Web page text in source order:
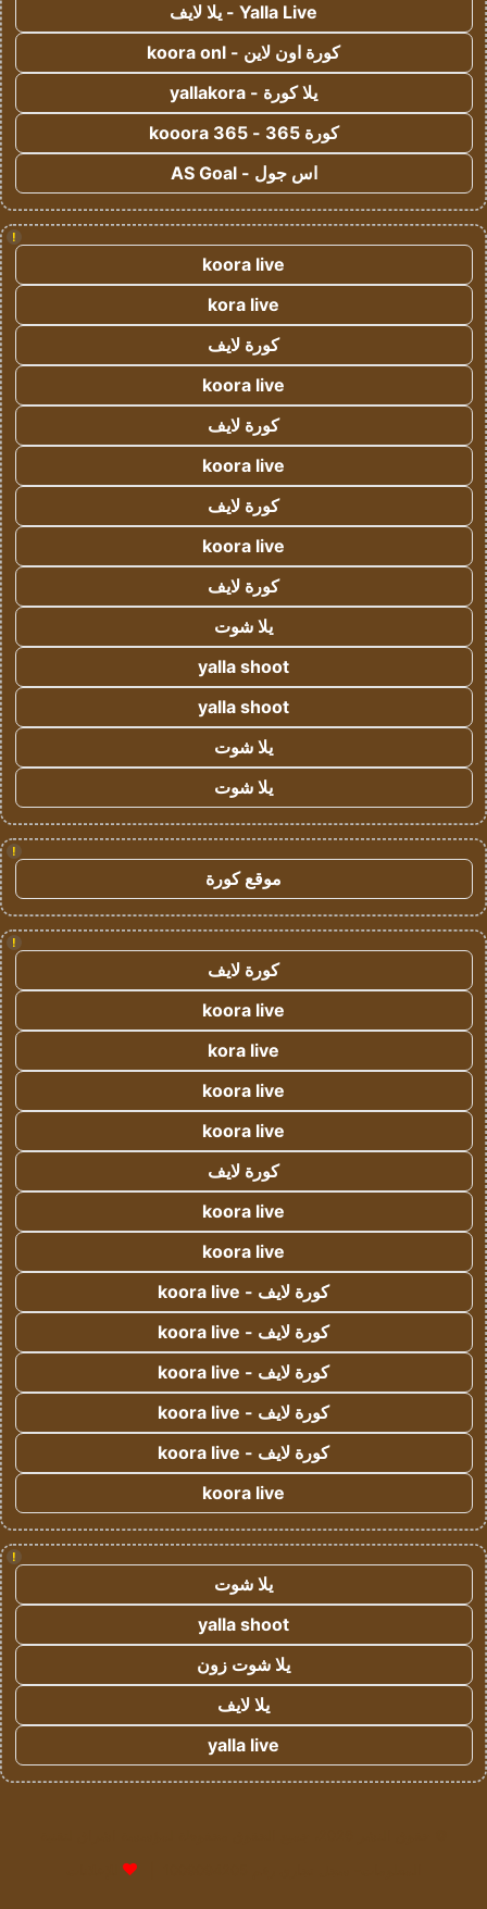
Yalla Live - يلا لايف
كورة اون لاين - koora onl
يلا كورة - yallakora
كورة 365 - kooora 365
اس جول - AS Goal
!
koora live
kora live
كورة لايف
koora live
كورة لايف
koora live
كورة لايف
koora live
كورة لايف
يلا شوت
yalla shoot
yalla shoot
يلا شوت
يلا شوت
!
موقع كورة
!
كورة لايف
koora live
kora live
koora live
koora live
كورة لايف
koora live
koora live
كورة لايف - koora live
كورة لايف - koora live
كورة لايف - koora live
كورة لايف - koora live
كورة لايف - koora live
koora live
!
يلا شوت
yalla shoot
يلا شوت زون
يلا لايف
yalla live